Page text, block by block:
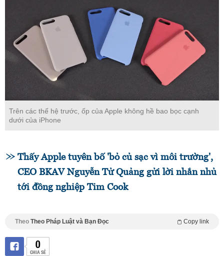
Trên các thế hệ trước, ốp của Apple không hề bao bọc cạnh
dưới của iPhone
Thấy Apple tuyên bố 'bỏ củ sạc vì môi trường',
CEO BKAV Nguyễn Tử Quảng gửi lời nhắn nhủ
tới đồng nghiệp Tim Cook
Theo Theo Pháp Luật và Bạn Đọc Copy link
0
CHIA SẺ